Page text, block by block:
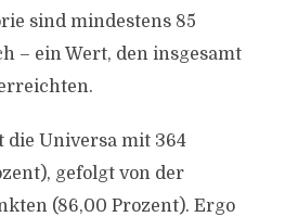
sind mindestens 85
– ein Wert, den insgesamt
die Universa mit 364
gefolgt von der
(86,00 Prozent). Ergo